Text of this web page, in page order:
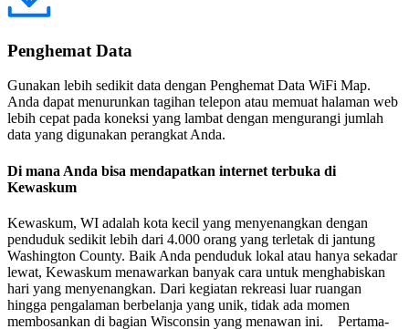
Penghemat Data
Gunakan lebih sedikit data dengan Penghemat Data WiFi Map.
Anda dapat menurunkan tagihan telepon atau memuat halaman web
lebih cepat pada koneksi yang lambat dengan mengurangi jumlah
data yang digunakan perangkat Anda.
Di mana Anda bisa mendapatkan internet terbuka di
Kewaskum
Kewaskum, WI adalah kota kecil yang menyenangkan dengan
penduduk sedikit lebih dari 4.000 orang yang terletak di jantung
Washington County. Baik Anda penduduk lokal atau hanya sekadar
lewat, Kewaskum menawarkan banyak cara untuk menghabiskan
hari yang menyenangkan. Dari kegiatan rekreasi luar ruangan
hingga pengalaman berbelanja yang unik, tidak ada momen
membosankan di bagian Wisconsin yang menawan ini. Pertama-